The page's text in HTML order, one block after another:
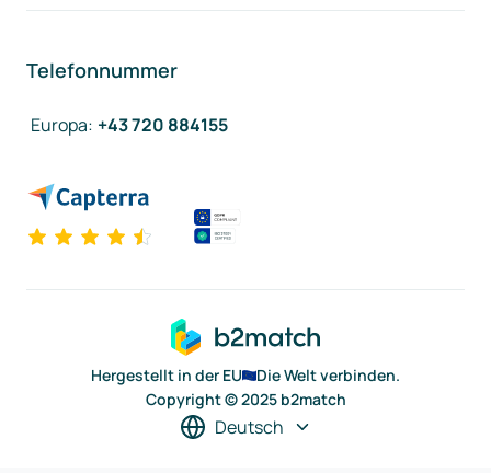
Telefonnummer
Europa: +43 720 884155
Hergestellt in der EU
Die Welt verbinden.
Copyright © 2025 b2match
Deutsch